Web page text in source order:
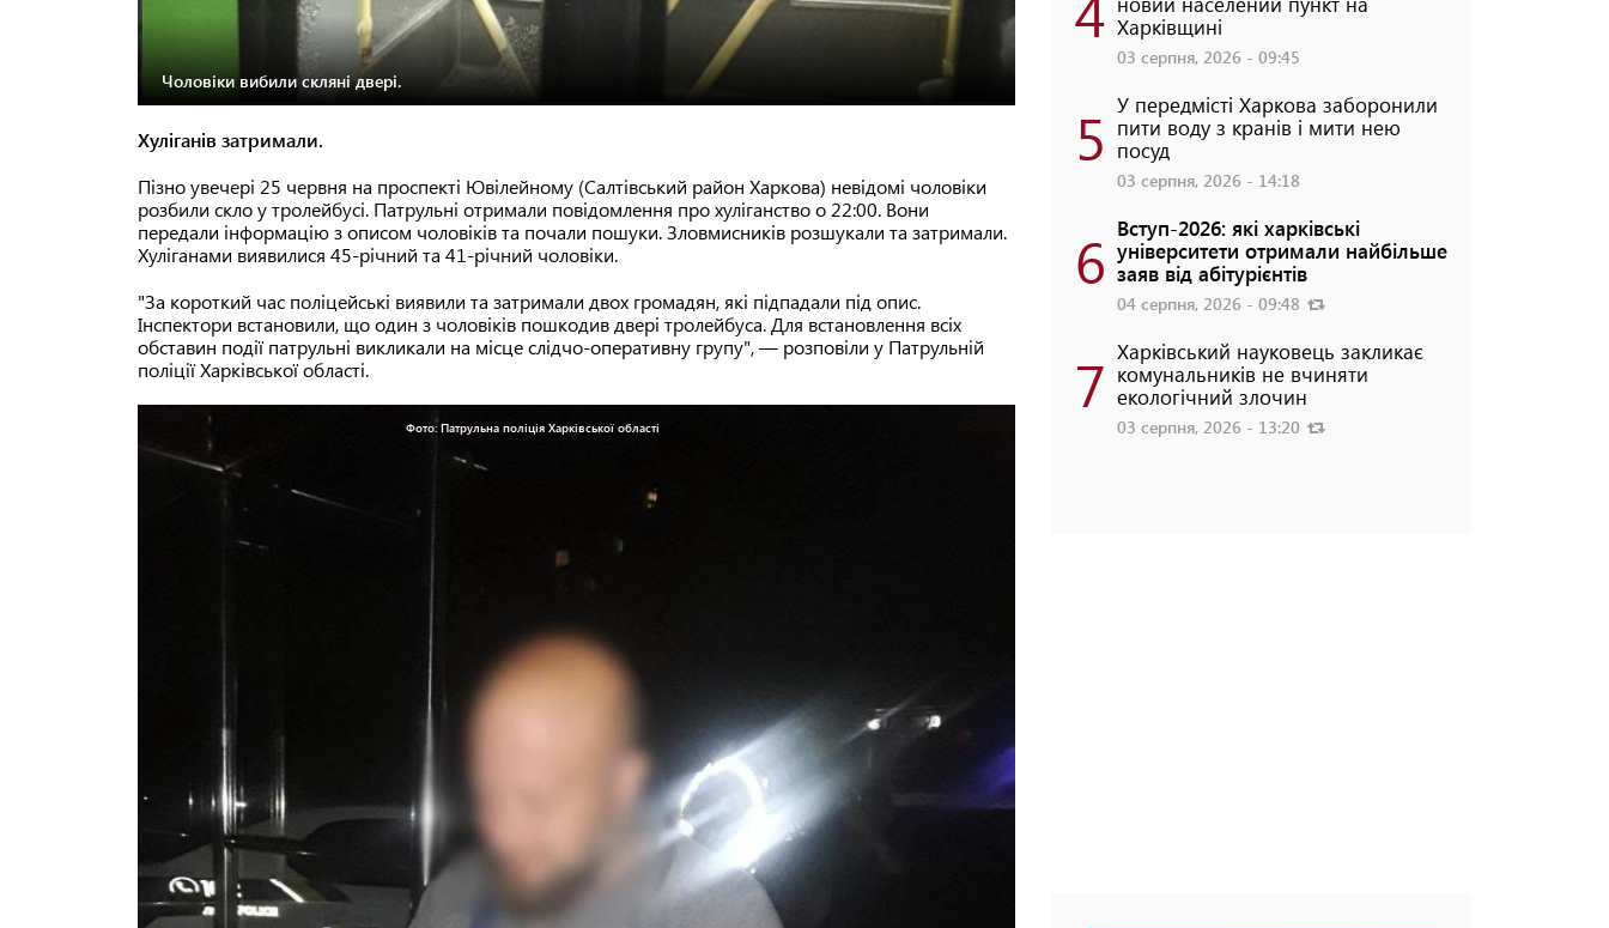
Чоловіки вибили скляні двері.
Хуліганів затримали.
Пізно увечері 25 червня на проспекті Ювілейному (Салтівський район Харкова) невідомі чоловіки
розбили скло у тролейбусі. Патрульні отримали повідомлення про хуліганство о 22:00. Вони
передали інформацію з описом чоловіків та почали пошуки. Зловмисників розшукали та затримали.
Хуліганами виявилися 45-річний та 41-річний чоловіки.
"За короткий час поліцейські виявили та затримали двох громадян, які підпадали під опис.
Інспектори встановили, що один з чоловіків пошкодив двері тролейбуса. Для встановлення всіх
обставин події патрульні викликали на місце слідчо-оперативну групу", — розповіли у Патрульній
поліції Харківської області.
Фото: Патрульна поліція Харківської області Фото: Патрульна поліція Харківської області
Харківщині
03 серпня, 2026 - 09:45
5 У передмісті Харкова заборонили
пити воду з кранів і мити нею
посуд
03 серпня, 2026 - 14:18
6 Вступ-2026: які харківські
університети отримали найбільше
заяв від абітурієнтів
04 серпня, 2026 - 09:48
7 Харківський науковець закликає
комунальників не вчиняти
екологічний злочин
03 серпня, 2026 - 13:20